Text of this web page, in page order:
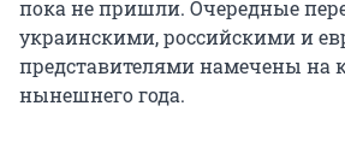
пока не пришли. Очередные
украинскими, российскими и
представителями намечены на
нынешнего года.